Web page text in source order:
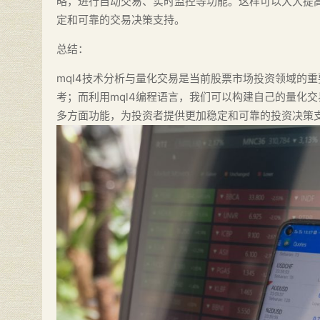
定和可靠的交易决策支持。
总结：
mql4技术分析与量化交易是当前股票市场投资领域的
考；而利用mql4编程语言，我们可以构建自己的量化
多方面功能，为投资者提供更加稳定和可靠的投资决策